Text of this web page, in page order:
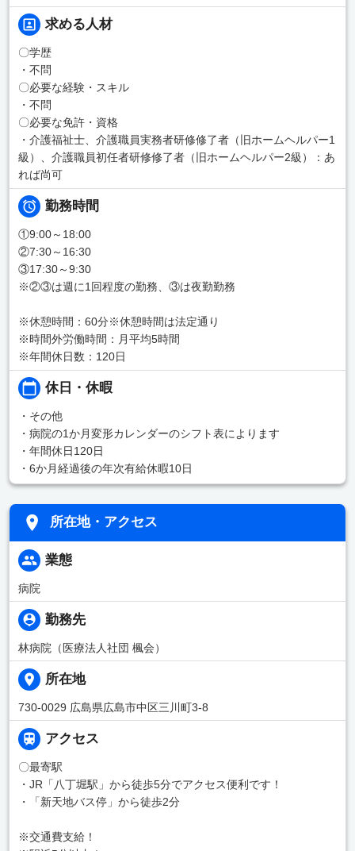
求める人材
〇学歴
・不問
〇必要な経験・スキル
・不問
〇必要な免許・資格
・介護福祉士、介護職員実務者研修修了者（旧ホームヘルパー1
級）、介護職員初任者研修修了者（旧ホームヘルパー2級）：あ
れば尚可
勤務時間
①9:00～18:00
②7:30～16:30
③17:30～9:30
※②③は週に1回程度の勤務、③は夜勤勤務
※休憩時間：60分※休憩時間は法定通り
※時間外労働時間：月平均5時間
※年間休日数：120日
休日・休暇
・その他
・病院の1か月変形カレンダーのシフト表によります
・年間休日120日
・6か月経過後の年次有給休暇10日
所在地・アクセス
業態
病院
勤務先
林病院（医療法人社団 楓会）
所在地
730-0029 広島県広島市中区三川町3-8
アクセス
〇最寄駅
・JR「八丁堀駅」から徒歩5分でアクセス便利です！
・「新天地バス停」から徒歩2分
※交通費支給！